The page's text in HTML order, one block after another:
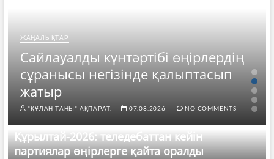
ЖАҢАЛЫҚТАР
Сайлауалды күнтәртібі өңірлердің
сұранысы негізінде қалыптасып
жатыр
"ҚҰЛАН ТАҢЫ" АҚПАРАТ. 07.08.2026 NO COMMENTS
Құрылтай-2026: теледебаттан кейін
партиялар өңірлерге қайта оралды